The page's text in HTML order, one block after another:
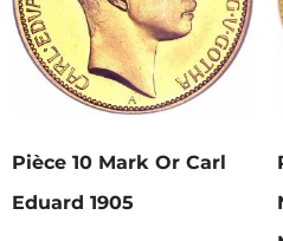
Pièce 10 Mark Or Carl
Eduard 1905